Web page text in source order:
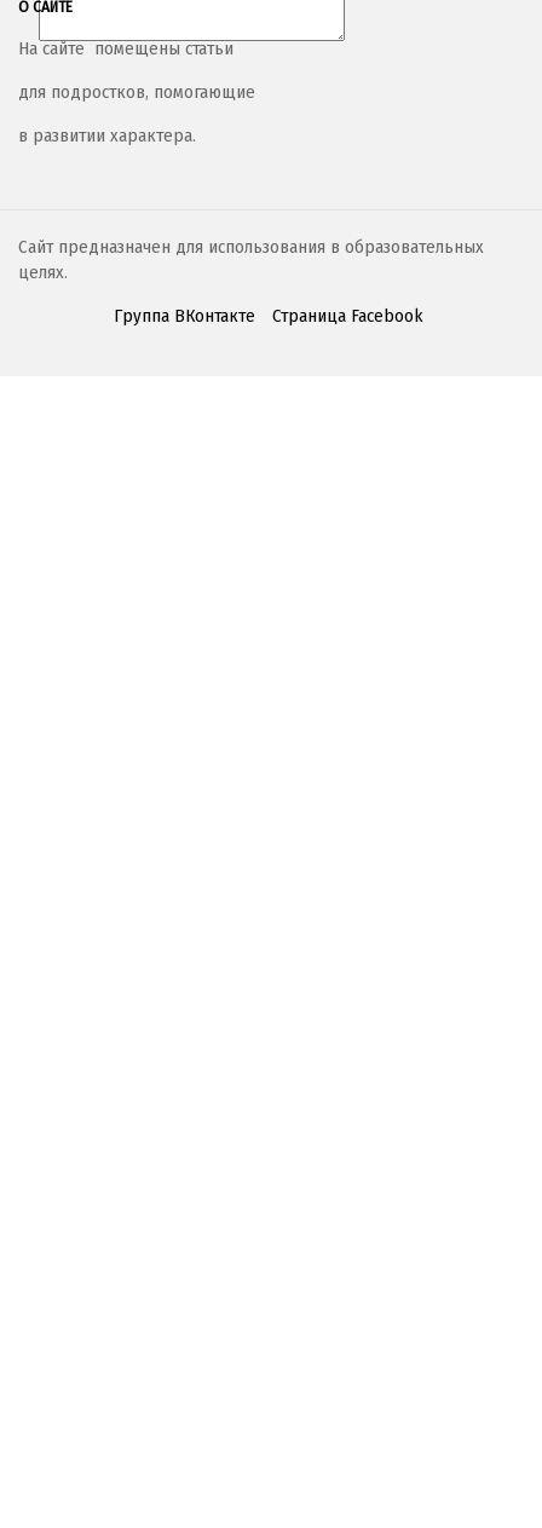
О САЙТЕ
На сайте помещены статьи
для подростков, помогающие
в развитии характера.
Сайт предназначен для использования в образовательных
целях.
Группа ВКонтакте
Страница Facebook